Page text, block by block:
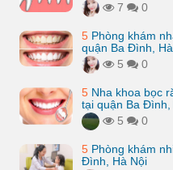
7
0
5 Phòng khám
quận Ba Đình,
5
0
5 Nha khoa bọc
tại quận Ba Đình,
5
0
5 Phòng khám
Đình, Hà Nội